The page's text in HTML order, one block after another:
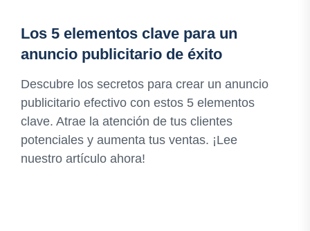
Los 5 elementos clave para un
anuncio publicitario de éxito
Descubre los secretos para crear un anuncio
publicitario efectivo con estos 5 elementos
clave. Atrae la atención de tus clientes
potenciales y aumenta tus ventas. ¡Lee
nuestro artículo ahora!